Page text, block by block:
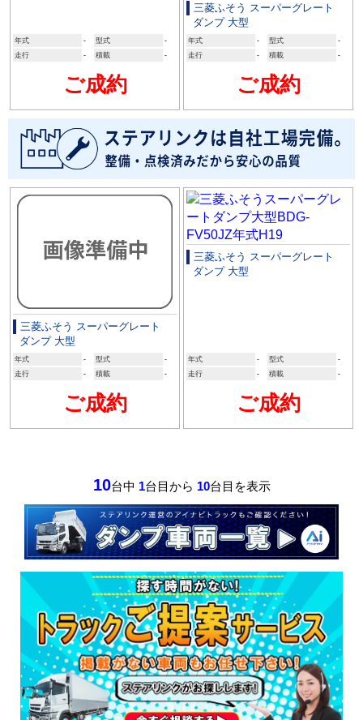
年式 - 型式
-
走行
- 積載 -
ご成約
三菱ふそう スーパーグレート
ダンプ 大型
年式 - 型式
-
走行
- 積載 -
ご成約
三菱ふそう スーパーグレート
ダンプ 大型
年式 - 型式
-
走行
- 積載 -
ご成約
三菱ふそう スーパーグレート
ダンプ 大型
年式 - 型式
-
走行
- 積載 -
ご成約
10台中 1台目から 10台目を表示